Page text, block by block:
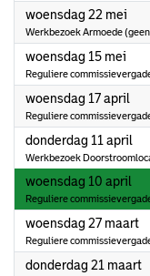
woensdag 22 mei
Werkbezoek Armoede
woensdag 15 mei
Reguliere
woensdag 17 april
Reguliere
donderdag 11 april
Werkbezoek
woensdag 10 april
Reguliere
woensdag 27 maart
Reguliere
donderdag 21 maart